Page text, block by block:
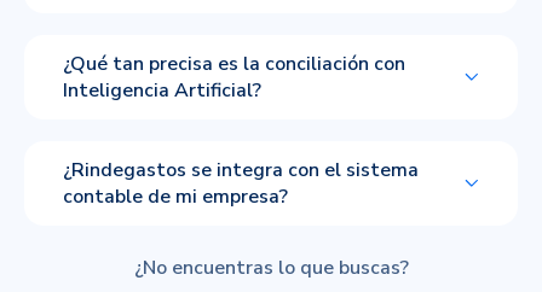
¿Qué tan precisa es la conciliación con
Inteligencia Artificial?
¿Rindegastos se integra con el sistema
contable de mi empresa?
¿No encuentras lo que buscas?